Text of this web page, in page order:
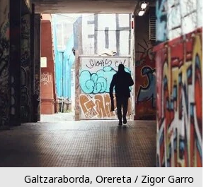
Galtzaraborda, Orereta / Zigor Garro